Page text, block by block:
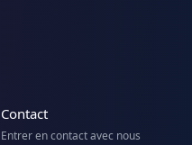
Contact
Entrer en contact avec nous